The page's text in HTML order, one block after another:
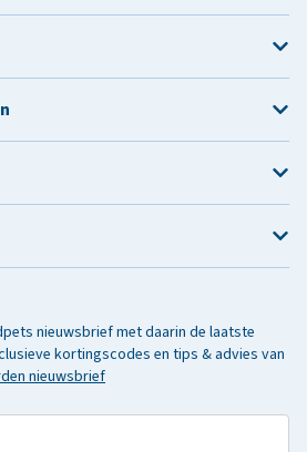
nieuwsbrief met daarin de laatste
kortingscodes en tips & advies van
nieuwsbrief